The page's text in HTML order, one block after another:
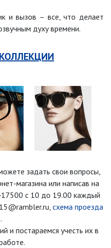
и вызов – все, что делает
духу времени.
задать свои вопросы,
магазина или написав на
с 10 до 19.00 каждый
схема проезда
.
постараемся учесть их в